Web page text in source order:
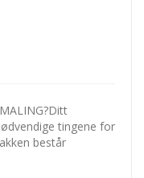
tingene for
består